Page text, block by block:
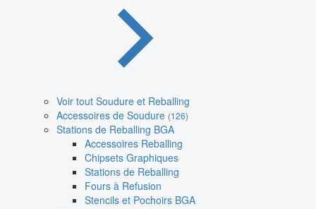
Voir tout Soudure et Reballing
Accessoires de Soudure (126)
Stations de Reballing BGA
Accessoires Reballing
Chipsets Graphiques
Stations de Reballing
Fours à Refusion
Stencils et Pochoirs BGA